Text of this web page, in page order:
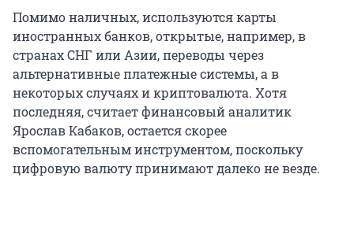
Помимо наличных, используются карты
иностранных банков, открытые, например, в
странах СНГ или Азии, переводы через
альтернативные платежные системы, а в
некоторых случаях и криптовалюта. Хотя
последняя, считает финансовый аналитик
Ярослав Кабаков, остается скорее
вспомогательным инструментом, поскольку
цифровую валюту принимают далеко не везде.